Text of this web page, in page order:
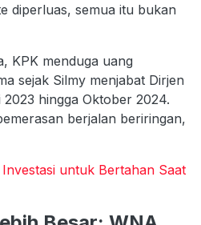
diperluas, semua itu bukan
KPK menduga uang
sejak Silmy menjabat Dirjen
hingga Oktober 2024.
berjalan beriringan,
untuk Bertahan Saat